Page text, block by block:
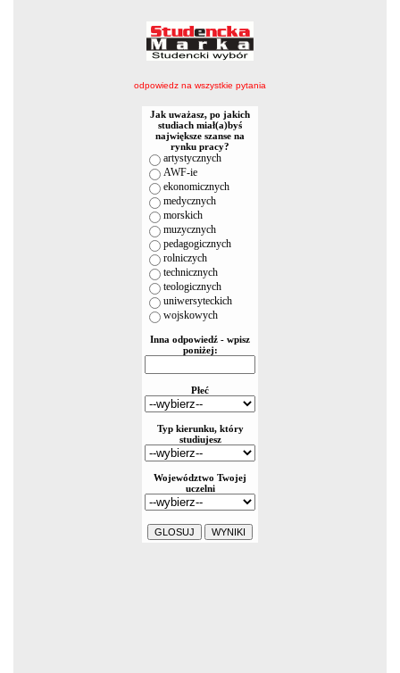
odpowiedz na wszystkie pytania